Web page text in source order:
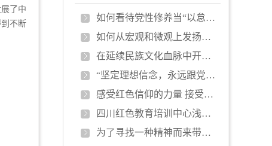
了中
不断
如何看待党性修养当“以怠为败”？…
如何从宏观和微观上发扬延安精神
在延续民族文化血脉中开拓前行
“坚定理想信念，永远跟党走”党支…
感受红色信仰的力量 接受革命精神…
四川红色教育培训中心浅析《国家宝…
为了寻找一种精神而来带着一个坚定…